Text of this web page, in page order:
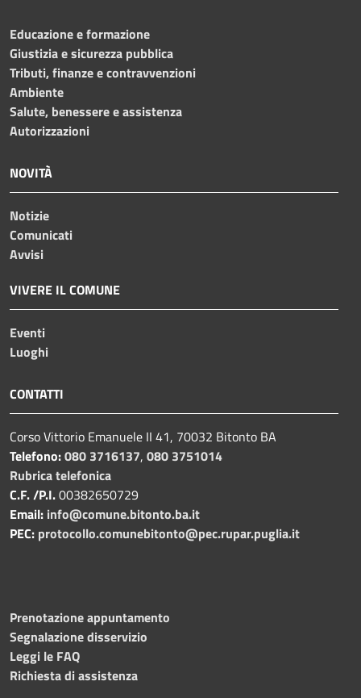
Educazione e formazione
Giustizia e sicurezza pubblica
Tributi, finanze e contravvenzioni
Ambiente
Salute, benessere e assistenza
Autorizzazioni
NOVITÀ
Notizie
Comunicati
Avvisi
VIVERE IL COMUNE
Eventi
Luoghi
CONTATTI
Corso Vittorio Emanuele II 41, 70032 Bitonto BA
Telefono:080 3716137, 080 3751014
Rubrica telefonica
C.F. /P.I.00382650729
Email: info@comune.bitonto.ba.it
PEC: protocollo.comunebitonto@pec.rupar.puglia.it
Prenotazione appuntamento
Segnalazione disservizio
Leggi le FAQ
Richiesta di assistenza